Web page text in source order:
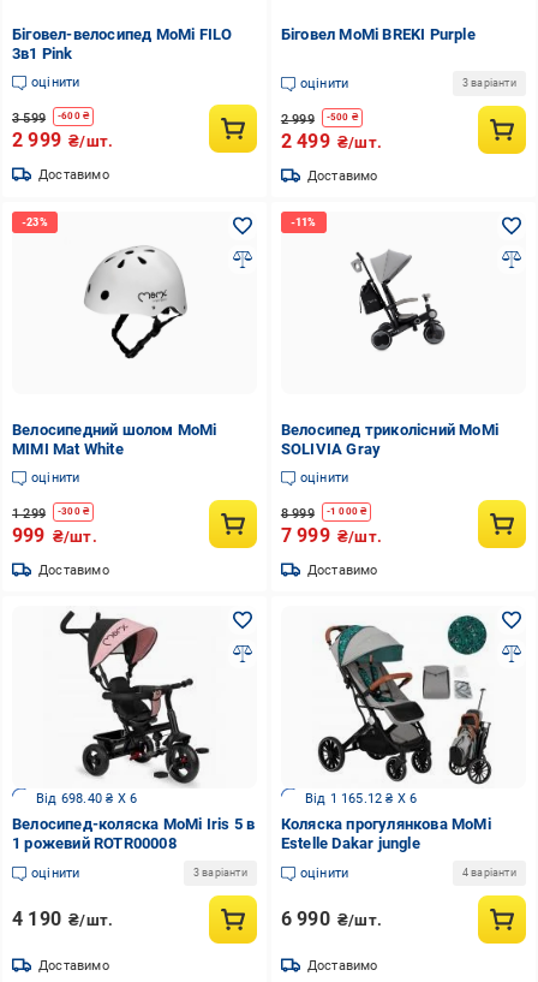
Біговел-велосипед MoMi FILO
3в1 Pink
оцінити
3 599 -600₴
2 999 ₴/шт.
Доставимо
Біговел MoMi BREKI Purple
оцінити 3 варіанти
2 999 -500 ₴
2 499 ₴/шт.
Доставимо
Велосипедний шолом MoMi
MIMI Mat White
оцінити
1 299 -300₴
999 ₴/шт.
Доставимо
Велосипед триколісний MoMi
SOLIVIA Gray
оцінити
8 999 -1 000 ₴
7 999 ₴/шт.
Доставимо
Від 698.40 ₴ X 6
Велосипед-коляска MoMi Iris 5 в
1 рожевий ROTR00008
оцінити 3 варіанти
4 190 ₴/шт.
Доставимо
Від 1 165.12 ₴ X 6
Коляска прогулянкова MoMi
Estelle Dakar jungle
оцінити 4 варіанти
6 990 ₴/шт.
Доставимо